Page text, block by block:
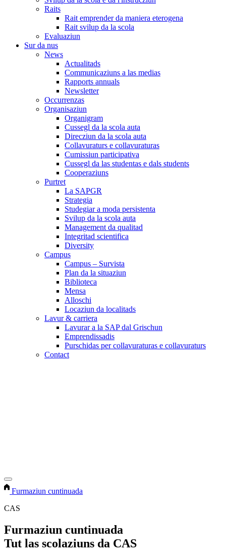
Raits
Rait emprender da maniera eterogena
Rait svilup da la scola
Evaluaziun
Sur da nus
News
Actualitads
Communicaziuns a las medias
Rapports annuals
Newsletter
Occurrenzas
Organisaziun
Organigram
Cussegl da la scola auta
Direcziun da la scola auta
Collavuraturs e collavuraturas
Cumissiun participativa
Cussegl da las studentas e dals students
Cooperaziuns
Purtret
La SAPGR
Strategia
Studegiar a moda persistenta
Svilup da la scola auta
Management da qualitad
Integritad scientifica
Diversity
Campus
Campus – Survista
Plan da la situaziun
Biblioteca
Mensa
Alloschi
Locaziun da localitads
Lavur & carriera
Lavurar a la SAP dal Grischun
Emprendissadis
Purschidas per collavuraturas e collavuraturs
Contact
Furmaziun cuntinuada
CAS
Furmaziun cuntinuada
Tut las scolaziuns da CAS